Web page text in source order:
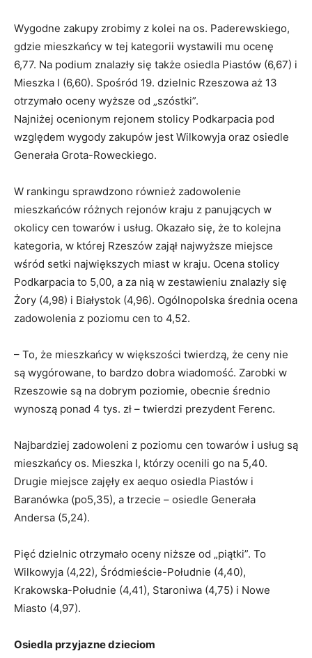
Wygodne zakupy zrobimy z kolei na os. Paderewskiego,
gdzie mieszkańcy w tej kategorii wystawili mu ocenę
6,77. Na podium znalazły się także osiedla Piastów (6,67) i
Mieszka I (6,60). Spośród 19. dzielnic Rzeszowa aż 13
otrzymało oceny wyższe od „szóstki”.
Najniżej ocenionym rejonem stolicy Podkarpacia pod
względem wygody zakupów jest Wilkowyja oraz osiedle
Generała Grota-Roweckiego.
W rankingu sprawdzono również zadowolenie
mieszkańców różnych rejonów kraju z panujących w
okolicy cen towarów i usług. Okazało się, że to kolejna
kategoria, w której Rzeszów zajął najwyższe miejsce
wśród setki największych miast w kraju. Ocena stolicy
Podkarpacia to 5,00, a za nią w zestawieniu znalazły się
Żory (4,98) i Białystok (4,96). Ogólnopolska średnia ocena
zadowolenia z poziomu cen to 4,52.
– To, że mieszkańcy w większości twierdzą, że ceny nie
są wygórowane, to bardzo dobra wiadomość. Zarobki w
Rzeszowie są na dobrym poziomie, obecnie średnio
wynoszą ponad 4 tys. zł – twierdzi prezydent Ferenc.
Najbardziej zadowoleni z poziomu cen towarów i usług są
mieszkańcy os. Mieszka I, którzy ocenili go na 5,40.
Drugie miejsce zajęły ex aequo osiedla Piastów i
Baranówka (po5,35), a trzecie – osiedle Generała
Andersa (5,24).
Pięć dzielnic otrzymało oceny niższe od „piątki”. To
Wilkowyja (4,22), Śródmieście-Południe (4,40),
Krakowska-Południe (4,41), Staroniwa (4,75) i Nowe
Miasto (4,97).
Osiedla przyjazne dzieciom